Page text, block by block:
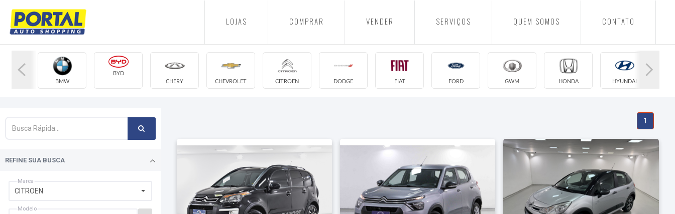
LOJAS COMPRAR VENDER SERVIÇOS QUEM SOMOS CONTATO
REFINE SUA BUSCA
CITROEN
Marca
Modelo
BMW
BYD
CHERY
CHEVROLET CITROEN DODGE FIAT FORD GWM HONDA HYUNDAI
1